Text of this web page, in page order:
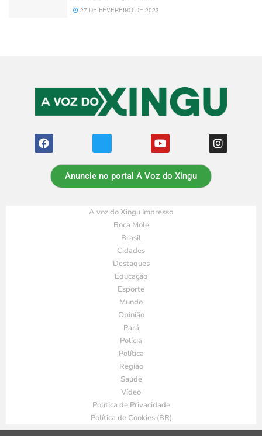
27 DE FEVEREIRO DE 2023
Anuncie no portal A Voz do Xingu
A voz do Xingu Impresso
Boca Mole
Brasil
Cidades
Destaques
Educação
Esporte
Mundo
Opinião
Pará
Polícia
Política
Região
Saúde
Vídeo
Política de Privacidade
Política de Cookies (BR)